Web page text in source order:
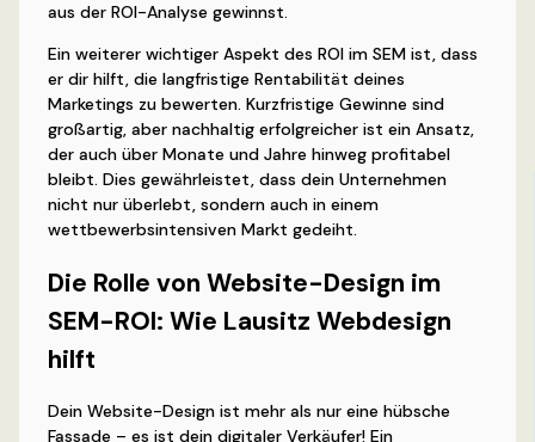
aus der ROI-Analyse gewinnst.
Ein weiterer wichtiger Aspekt des ROI im SEM ist, dass
er dir hilft, die langfristige Rentabilität deines
Marketings zu bewerten. Kurzfristige Gewinne sind
großartig, aber nachhaltig erfolgreicher ist ein Ansatz,
der auch über Monate und Jahre hinweg profitabel
bleibt. Dies gewährleistet, dass dein Unternehmen
nicht nur überlebt, sondern auch in einem
wettbewerbsintensiven Markt gedeiht.
Die Rolle von Website-Design im
SEM-ROI: Wie Lausitz Webdesign
hilft
Dein Website-Design ist mehr als nur eine hübsche
Fassade – es ist dein digitaler Verkäufer! Ein